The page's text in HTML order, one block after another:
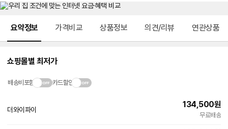
요약정보 가격비교 상품정보 의견/리뷰 연관상품
쇼핑몰별 최저가
배송비포함 카드할인
더와이파이
134,500원
무료배송